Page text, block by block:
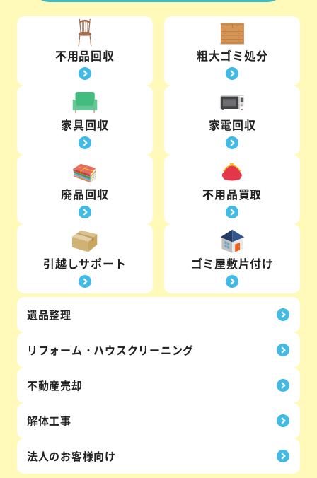
不用品回収 粗大ゴミ処分
家具回収 家電回収
廃品回収 不用品買取
引越しサポート ゴミ屋敷片付け
遺品整理
リフォーム・ ハウスクリーニング
不動産売却
解体工事
法人のお客様向け